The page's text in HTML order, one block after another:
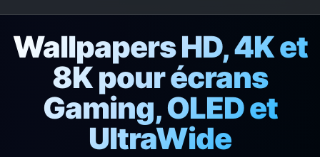
Wallpapers HD, 4K et
8K pour écrans
Gaming, OLED et
UltraWide